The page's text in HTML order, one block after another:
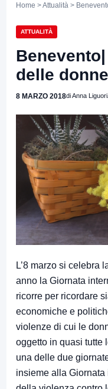
Home >Attualità >
ATTUALITÀ
delle donne
8 MARZO 2018di Anna Liguori
L’8 marzo si celebra
anno la Giornata
ricorre per ricordare
economiche e
violenze di cui le
oggetto in quasi tutte
una delle due
insieme alla